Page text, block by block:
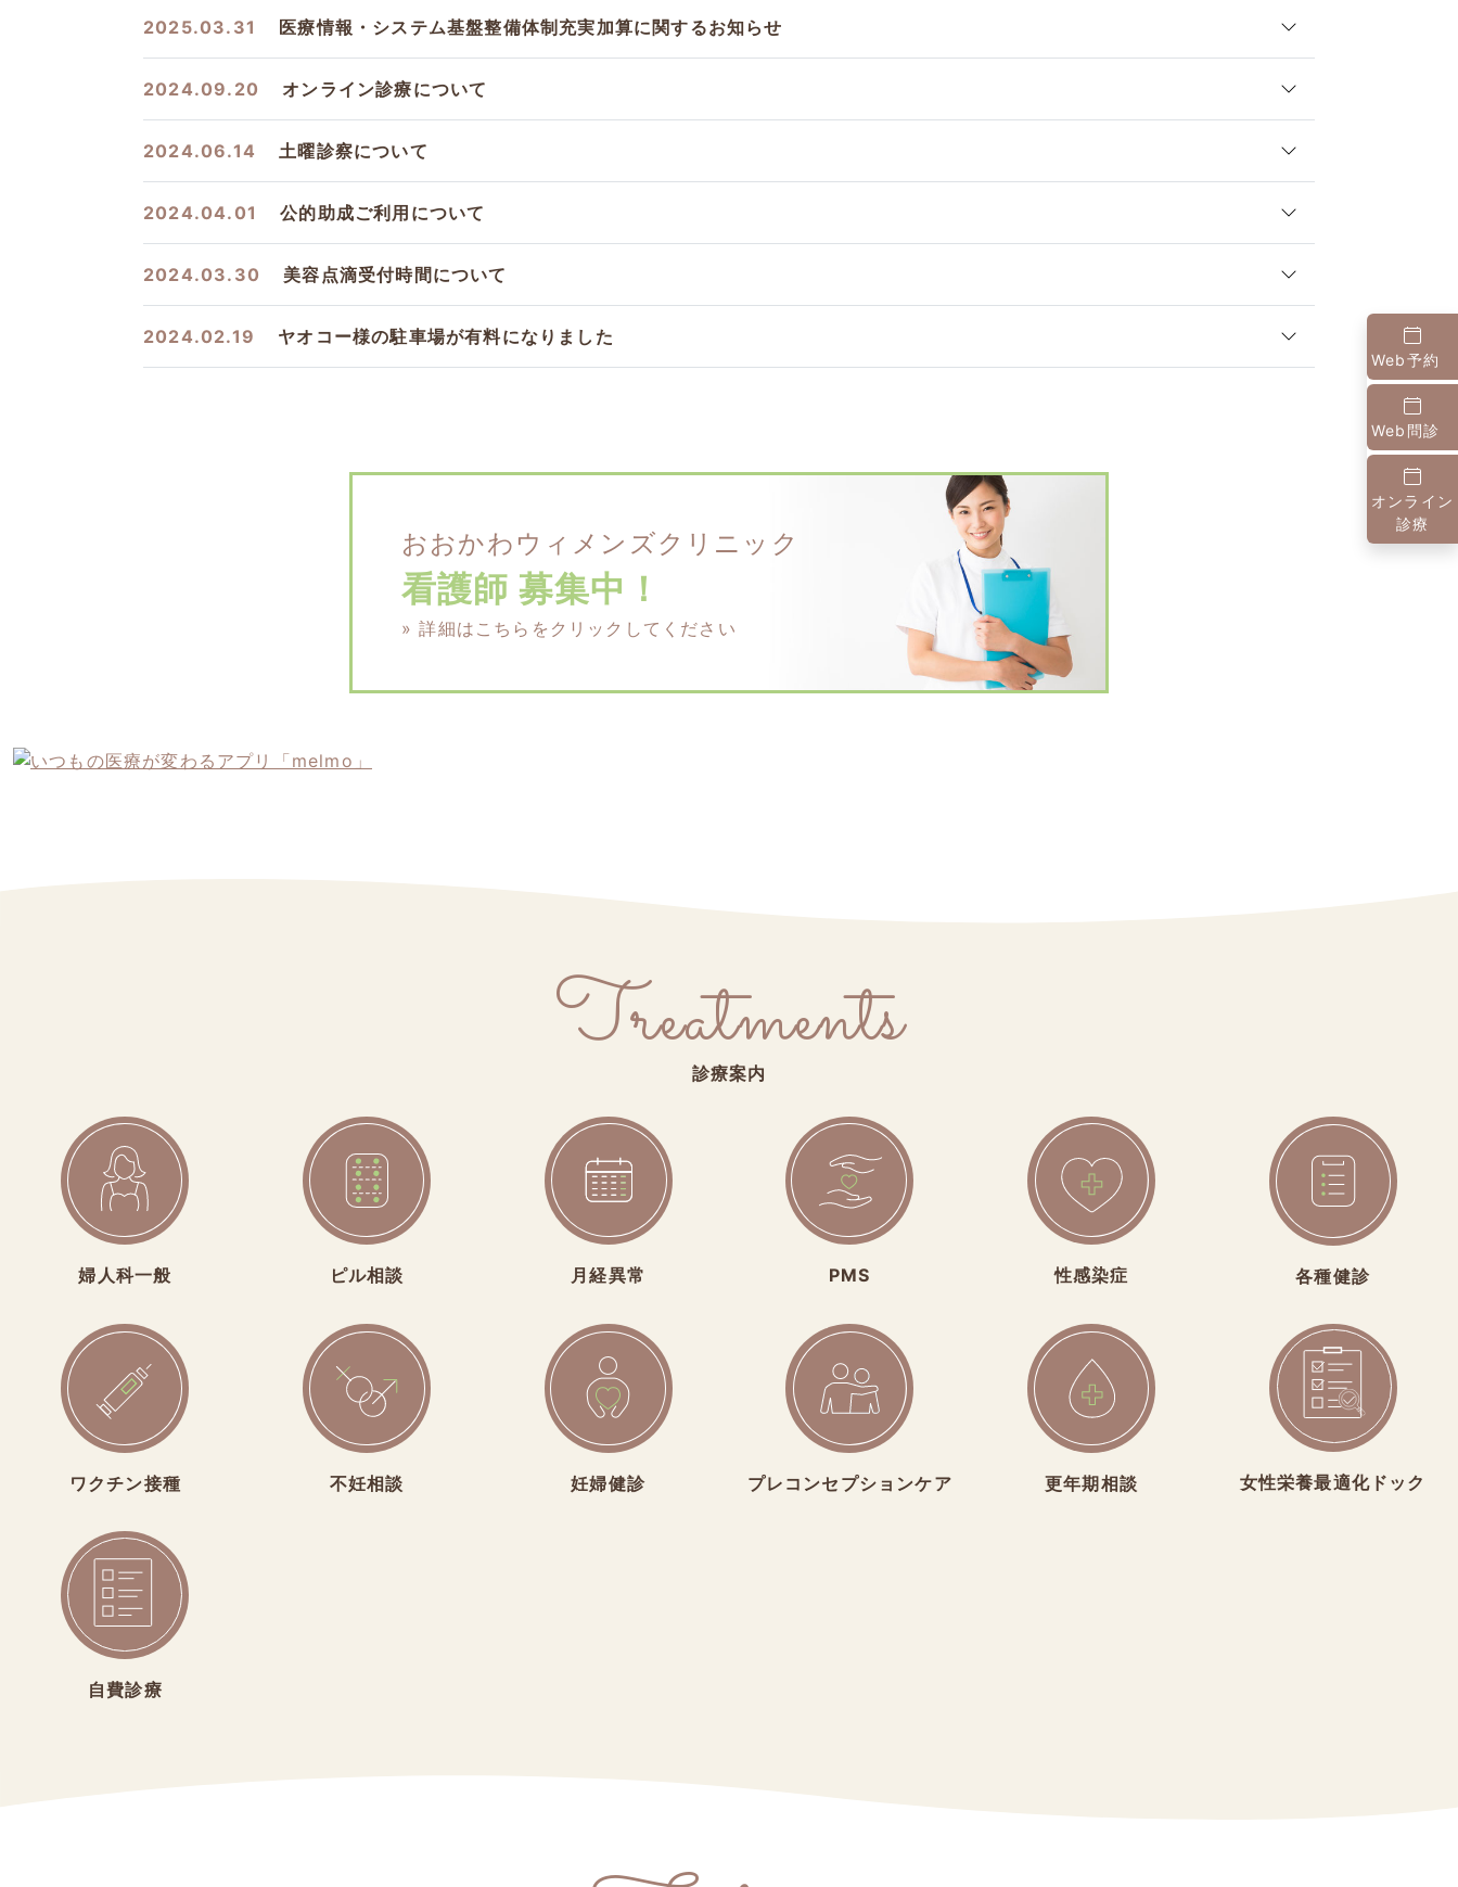
Web予約
Web問診
オンライン
診療
2025.03.31 医療情報・システム基盤整備体制充実加算に関するお知らせ
2024.09.20 オンライン診療について
2024.06.14 土曜診察について
2024.04.01 公的助成ご利用について
2024.03.30 美容点滴受付時間について
2024.02.19 ヤオコー様の駐車場が有料になりました
おおかわウィメンズクリニック
看護師 募集中！
» 詳細はこちらをクリックしてください
Treatments
診療案内
婦人科一般 ピル相談 月経異常 PMS 性感染症 各種健診
ワクチン接種 不妊相談 妊婦健診 プレコンセプションケア 更年期相談 女性栄養最適化ドック
自費診療